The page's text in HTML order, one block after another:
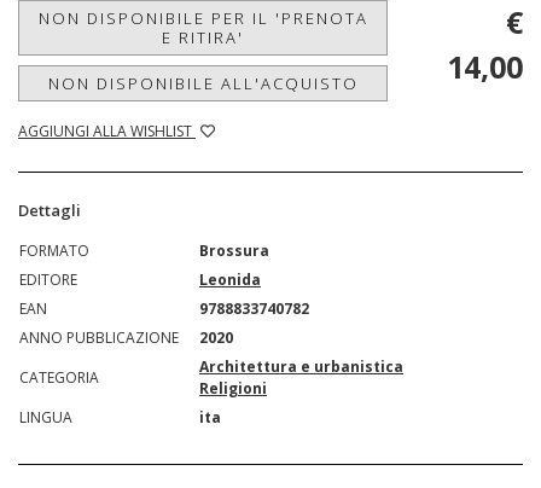
NON DISPONIBILE PER IL 'PRENOTA
E RITIRA'
NON DISPONIBILE ALL'ACQUISTO
AGGIUNGI ALLA WISHLIST
€
14,00
Dettagli
FORMATO
Brossura
EDITORE
Leonida
EAN
9788833740782
ANNO PUBBLICAZIONE
2020
CATEGORIA
Architettura e urbanistica
Religioni
LINGUA
ita